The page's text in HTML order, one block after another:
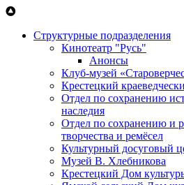
Перейти к основному содержанию
Структурные подразделения
Кинотеатр "Русь"
Анонсы
Клуб-музей
Крестецкий
Отдел по сохранению
наследия
Отдел по сохранению и
творчества и ремёсел
Культурный досуговый
Музей В. Хлебникова
Крестецкий Дом